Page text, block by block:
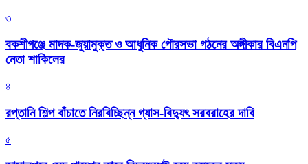
৩
বকশীগঞ্জে মাদক-জুয়ামুক্ত ও আধুনিক পৌরসভা গঠনের অঙ্গীকার বিএনপি
নেতা শাকিলের
৪
রপ্তানি শিল্প বাঁচাতে নিরবিচ্ছিন্ন গ্যাস-বিদ্যুৎ সরবরাহের দাবি
৫